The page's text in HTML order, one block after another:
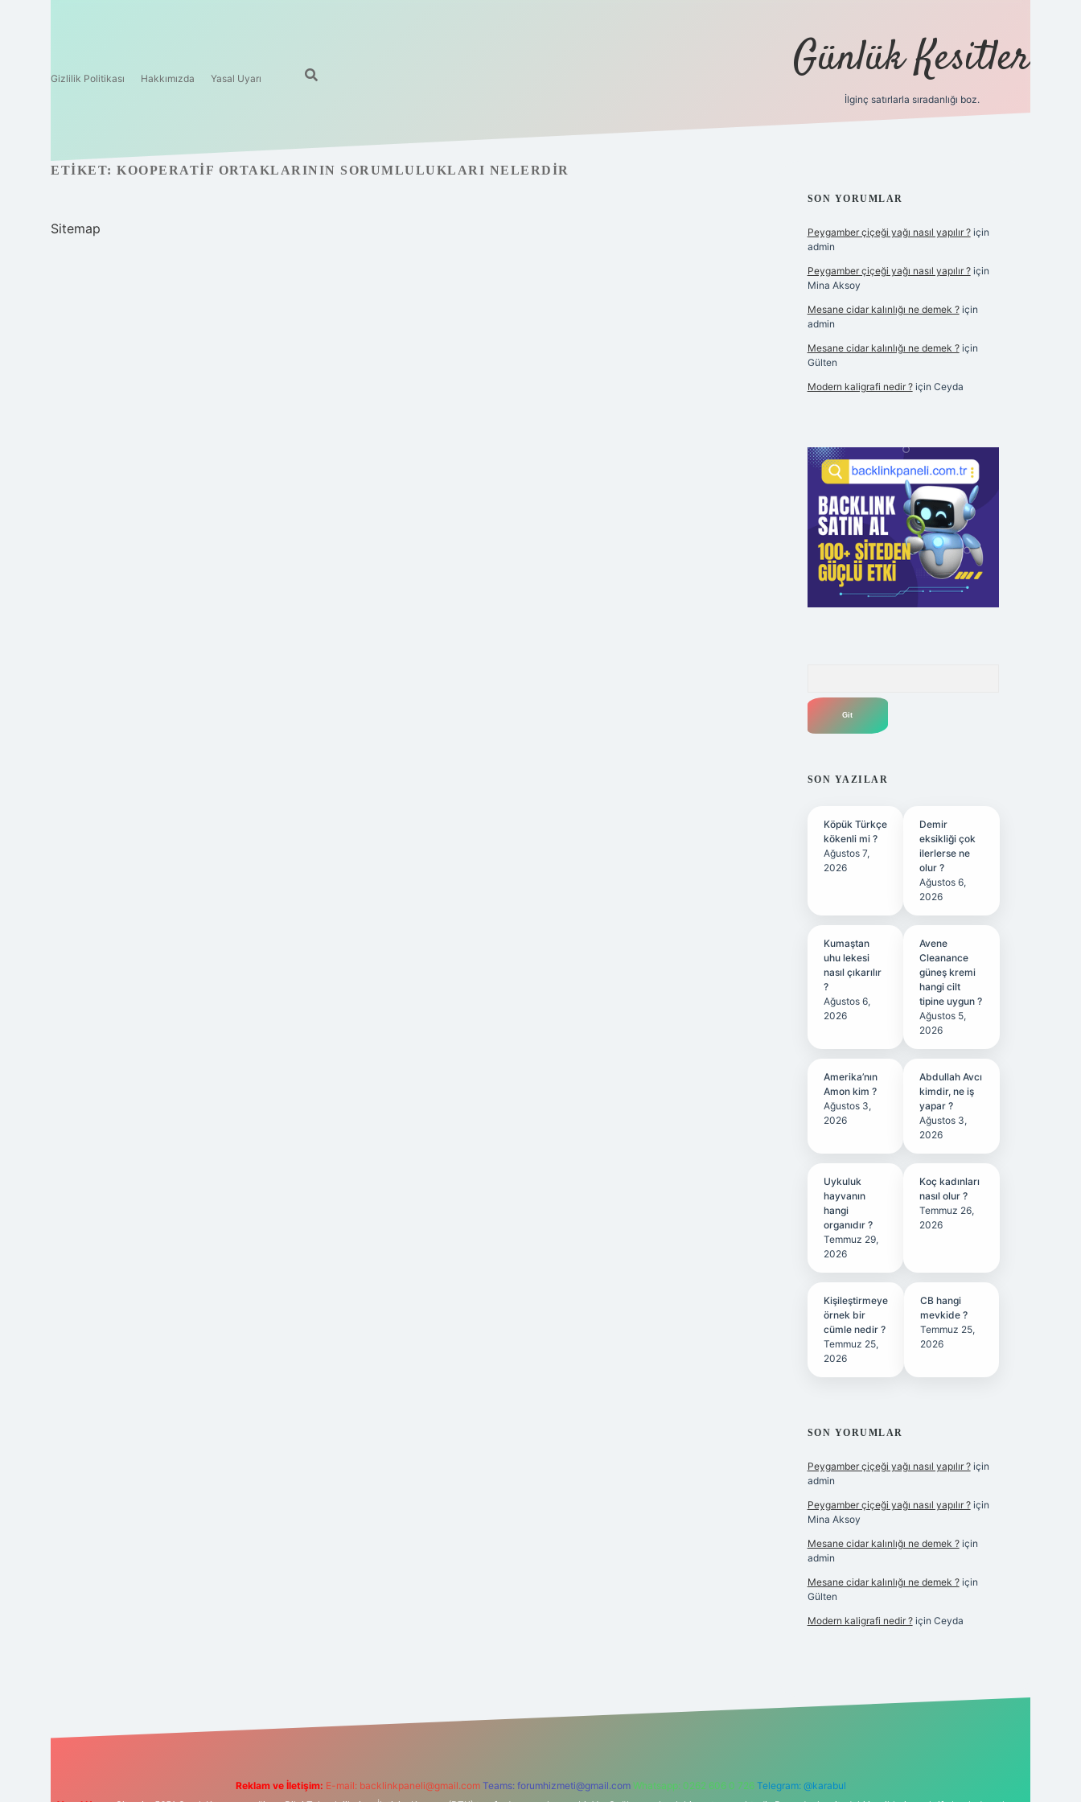
Gizlilik Politikası Hakkımızda Yasal Uyarı Günlük Kesitler
İlginç satırlarla sıradanlığı boz.
ETIKET: KOOPERATIF ORTAKLARININ SORUMLULUKLARI NELERDIR
Sitemap
SIDEBAR
SON YORUMLAR
Peygamber çiçeği yağı nasıl yapılır ?için
admin
Peygamber çiçeği yağı nasıl yapılır ?için
Mina Aksoy
Mesane cidar kalınlığı ne demek ?için
admin
Mesane cidar kalınlığı ne demek ?için
Gülten
Modern kaligrafi nedir ?için Ceyda
SON YAZILAR
Köpük Türkçe
kökenli mi ?
Ağustos 7,
2026
Demir
eksikliği çok
ilerlerse ne
olur ?
Ağustos 6,
2026
Kumaştan
uhu lekesi
nasıl çıkarılır
?
Ağustos 6,
2026
Avene
Cleanance
güneş kremi
hangi cilt
tipine uygun ?
Ağustos 5,
2026
Amerika’nın
Amon kim ?
Ağustos 3,
2026
Abdullah Avcı
kimdir, ne iş
yapar ?
Ağustos 3,
2026
Uykuluk
hayvanın
hangi
organıdır ?
Temmuz 29,
2026
Koç kadınları
nasıl olur ?
Temmuz 26,
2026
Kişileştirmeye
örnek bir
cümle nedir ?
Temmuz 25,
2026
CB hangi
mevkide ?
Temmuz 25,
2026
SON YORUMLAR
Peygamber çiçeği yağı nasıl yapılır ?için
admin
Peygamber çiçeği yağı nasıl yapılır ?için
Mina Aksoy
Mesane cidar kalınlığı ne demek ?için
admin
Mesane cidar kalınlığı ne demek ?için
Gülten
Modern kaligrafi nedir ?için Ceyda
Reklam ve İletişim: E-mail: backlinkpaneli@gmail.com Teams: forumhizmeti@gmail.com Whatsapp: 0262 606 0 726 Telegram: @karabul